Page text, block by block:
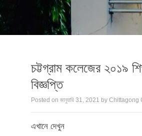
চট্টগ্রাম কলেজের ২০১৯
বিজ্ঞপ্তি
Posted on জানুয়ারি 31, 2021 by Chittagong
এখানে দেখুন